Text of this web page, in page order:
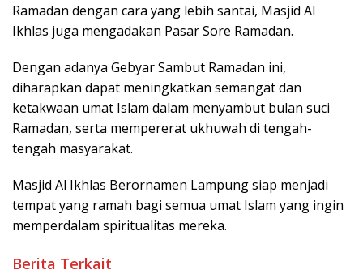
Ramadan dengan cara yang lebih santai, Masjid Al
Ikhlas juga mengadakan Pasar Sore Ramadan.
Dengan adanya Gebyar Sambut Ramadan ini,
diharapkan dapat meningkatkan semangat dan
ketakwaan umat Islam dalam menyambut bulan suci
Ramadan, serta mempererat ukhuwah di tengah-
tengah masyarakat.
Masjid Al Ikhlas Berornamen Lampung siap menjadi
tempat yang ramah bagi semua umat Islam yang ingin
memperdalam spiritualitas mereka.
Berita Terkait